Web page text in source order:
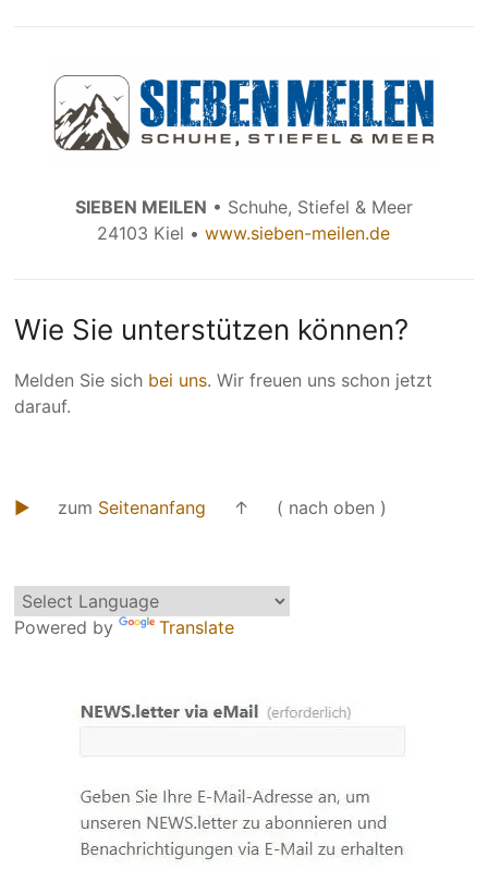
SIEBEN MEILEN • Schuhe, Stiefel & Meer
24103 Kiel •www.sieben-meilen.de
Wie Sie unterstützen kön­nen?
Melden Sie sich bei uns. Wir freuen uns schon jetzt
darauf.
► zum Seitenanfang ↑ ( nach oben )
Powered by Translate